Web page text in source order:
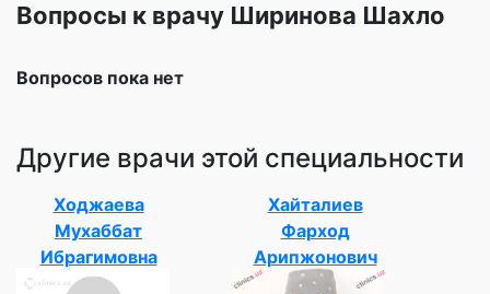
Вопросы к врачу Ширинова Шахло
Вопросов пока нет
Другие врачи этой специальности
Ходжаева
Мухаббат
Ибрагимовна
Хайталиев
Фарход
Арипжонович